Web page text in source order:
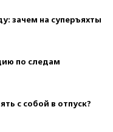
зачем на суперъяхты
по следам
с собой в отпуск?